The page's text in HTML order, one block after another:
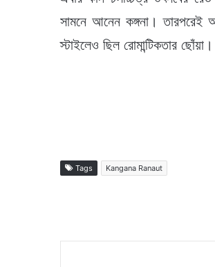
সামনে আনেন কঙ্গনা। তারপরেই
স্টাইলেও ছিল রোমান্টিকতার
Tags Kangana Ranaut